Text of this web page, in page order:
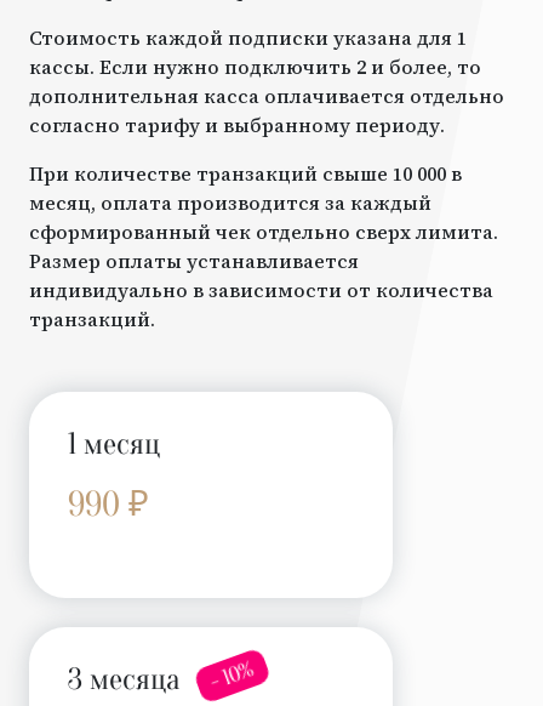
Стоимость каждой подписки указана для 1
кассы. Если нужно подключить 2 и более, то
дополнительная касса оплачивается отдельно
согласно тарифу и выбранному периоду.
При количестве транзакций свыше 10 000 в
месяц, оплата производится за каждый
сформированный чек отдельно сверх лимита.
Размер оплаты устанавливается
индивидуально в зависимости от количества
транзакций.
1 месяц
990 ₽
3 месяца - 10%